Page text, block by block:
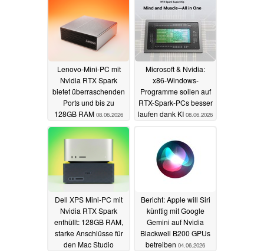
Lenovo-Mini-PC mit
Nvidia RTX Spark
bietet überraschenden
Ports und bis zu
128GB RAM 08.06.2026
Microsoft & Nvidia:
x86-Windows-
Programme sollen auf
RTX-Spark-PCs besser
laufen dank KI 08.06.2026
Dell XPS Mini-PC mit
Nvidia RTX Spark
enthüllt: 128GB RAM,
starke Anschlüsse für
den Mac Studio
Bericht: Apple will Siri
künftig mit Google
Gemini auf Nvidia
Blackwell B200 GPUs
betreiben 04.06.2026